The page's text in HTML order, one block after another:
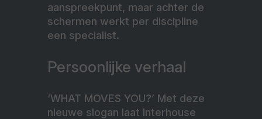
aanspreekpunt, maar achter de
schermen werkt per discipline
een specialist.
Persoonlijke verhaal
‘WHAT MOVES YOU?’ Met deze
nieuwe slogan laat Interhouse